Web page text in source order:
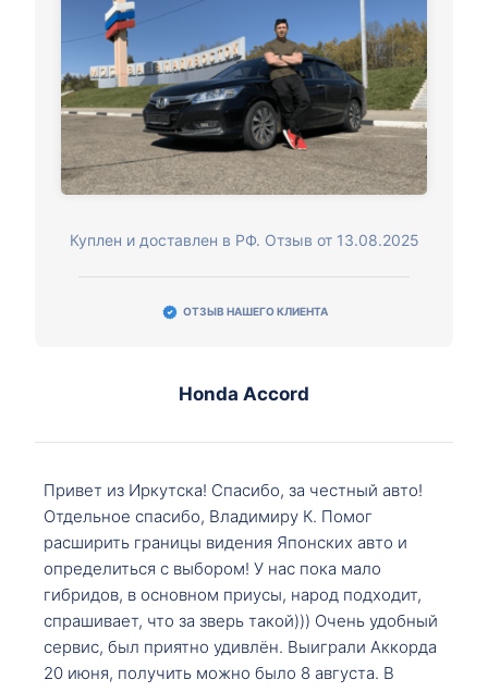
Куплен и доставлен в РФ. Отзыв от 13.08.2025
ОТЗЫВ НАШЕГО КЛИЕНТА
Honda Accord
Привет из Иркутска! Спасибо, за честный авто!
Отдельное спасибо, Владимиру К. Помог
расширить границы видения Японских авто и
определиться с выбором! У нас пока мало
гибридов, в основном приусы, народ подходит,
спрашивает, что за зверь такой))) Очень удобный
сервис, был приятно удивлён. Выиграли Аккорда
20 июня, получить можно было 8 августа. В